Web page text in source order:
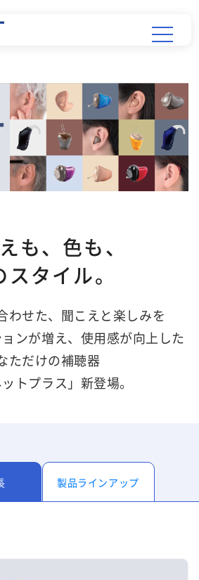
も、色も、
スタイル。
わせた、聞こえと楽しみを
ンが増え、使用感が向上した
ただけの補聴器
ットプラス」新登場。
製品ラインアップ